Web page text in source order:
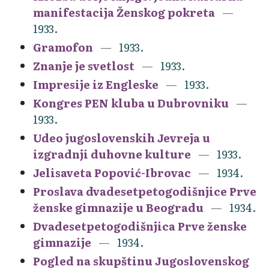
manifestacija Ženskog pokreta
1933.
Gramofon
1933.
Znanje je svetlost
1933.
Impresije iz Engleske
1933.
Kongres PEN kluba u Dubrovniku
1933.
Udeo jugoslovenskih Jevreja u
izgradnji duhovne kulture
1933.
Jelisaveta Popović-Ibrovac
1934.
Proslava dvadesetpetogodišnjice Prve
ženske gimnazije u Beogradu
1934.
Dvadesetpetogodišnjica Prve ženske
gimnazije
1934.
Pogled na skupštinu Jugoslovenskog